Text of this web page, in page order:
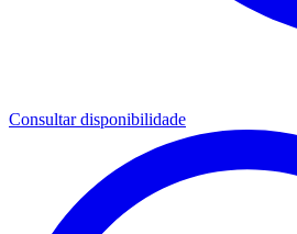
Consultar disponibilidade